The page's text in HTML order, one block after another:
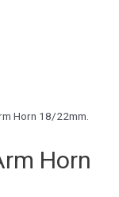
Horn 18/22mm.
Horn